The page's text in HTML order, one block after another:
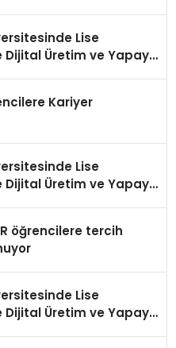
Lise
Dijital Üretim ve Yapay
Kariyer
Lise
Dijital Üretim ve Yapay
öğrencilere tercih
Lise
Dijital Üretim ve Yapay